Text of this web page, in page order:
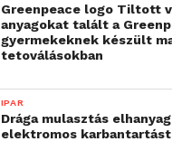
Greenpeace logo Tiltott
anyagokat talált a
gyermekeknek készült
tetoválásokban
IPAR
Drága mulasztás
elektromos karbantartást